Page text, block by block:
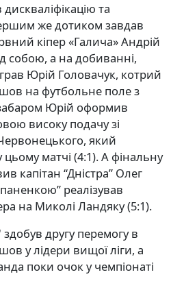
та
же дотиком завдав
кіпер «Галича» Андрій
собою, а на добиванні,
Юрій Головачук, котрий
на футбольне поле з
Юрій оформив
високу подачу зі
який
матчі (4:1). А фінальну
капітан “Дністра” Олег
реалізував
на Миколі Ландяку (5:1).
другу перемогу в
у лідери вищої ліги, а
поки очок у чемпіонаті